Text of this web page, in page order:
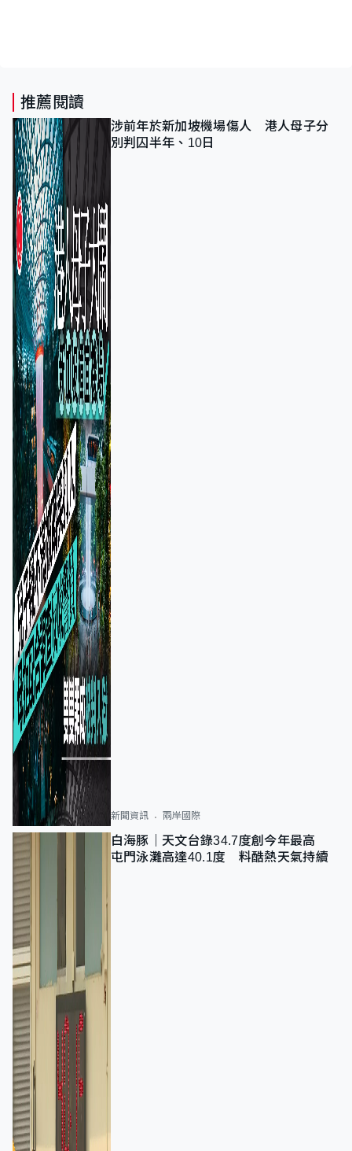
推薦閱讀
涉前年於新加坡機場傷人 港人母子分
別判囚半年、10日
新聞資訊 兩岸國際
白海豚｜天文台錄34.7度創今年最高
屯門泳灘高達40.1度 料酷熱天氣持續